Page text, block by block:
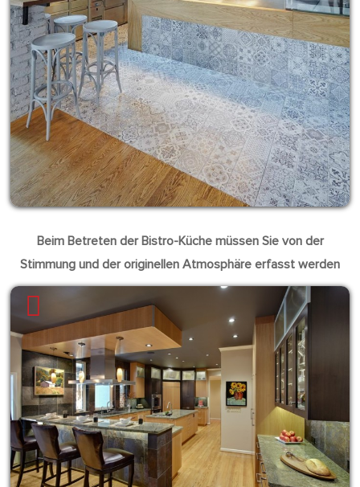
Beim Betreten der Bistro-Küche müssen Sie von der
Stimmung und der originellen Atmosphäre erfasst werden